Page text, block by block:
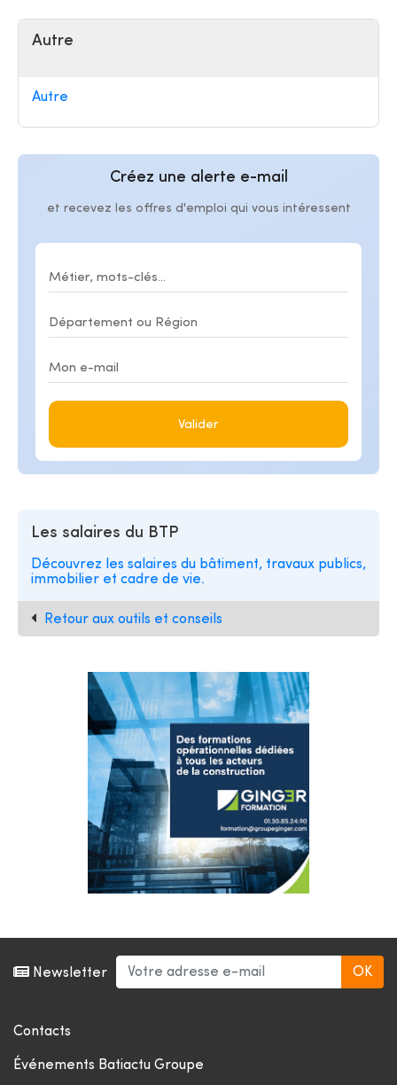
Autre
Autre
Créez une alerte e-mail
et recevez les offres d'emploi qui vous intéressent
Valider
Les salaires du BTP
Découvrez les salaires du bâtiment, travaux publics,
immobilier et cadre de vie.
Retour aux outils et conseils
Newsletter
Contacts
Événements Batiactu Groupe